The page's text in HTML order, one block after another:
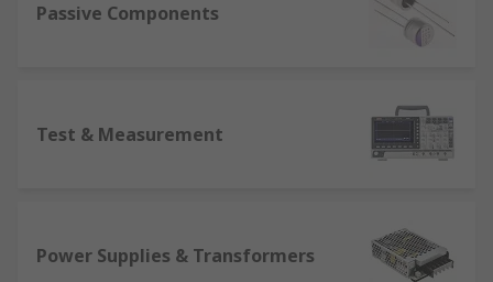
Passive Components
Test & Measurement
Power Supplies & Transformers